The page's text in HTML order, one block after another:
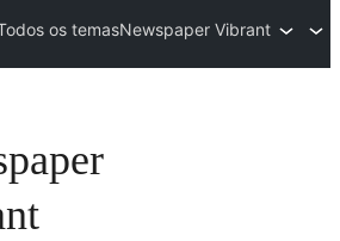
os temasNewspaper Vibrant